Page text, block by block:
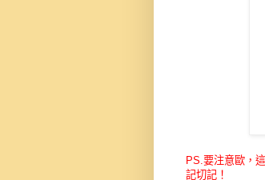
PS.要注意歐，
記切記！